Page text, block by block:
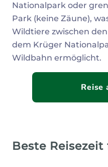
Nationalpark oder
Park (keine Zäune),
Wildtiere zwischen
dem Krüger
Wildbahn ermöglicht.
Reise
Beste